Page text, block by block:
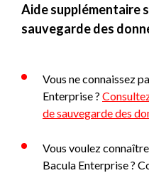
Aide supplémentaire
sauvegarde des
Vous ne connaissez
Enterprise ?
de sauvegarde des
Vous voulez
Bacula Enterprise ?